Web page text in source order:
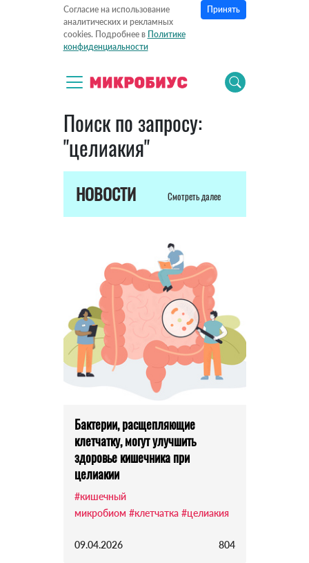
Согласие на использование
аналитических и рекламных
cookies. Подробнее в Политике
конфиденциальности
Принять
Поиск по запросу:
"целиакия"
НОВОСТИ Смотреть далее
Бактерии, расщепляющие
клетчатку, могут улучшить
здоровье кишечника при
целиакии
#кишечный
микробиом #клетчатка #целиакия
09.04.2026 804